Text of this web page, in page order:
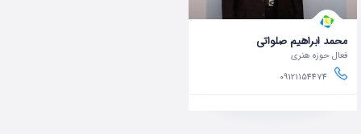
محمد ابراهيم صلواتي
فعال حوزه هنری
09121154474